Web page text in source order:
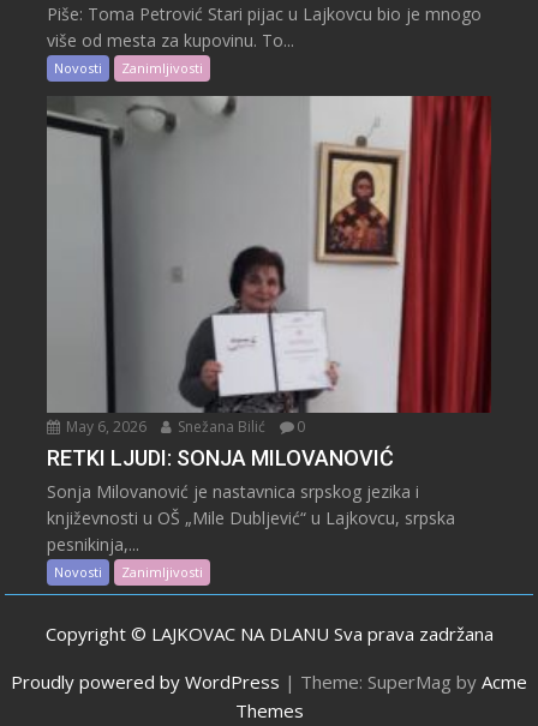
Piše: Toma Petrović Stari pijac u Lajkovcu bio je mnogo
više od mesta za kupovinu. To...
Novosti Zanimljivosti
May 6, 2026 Snežana Bilić 0
RETKI LJUDI: SONJA MILOVANOVIĆ
Sonja Milovanović je nastavnica srpskog jezika i
književnosti u OŠ „Mile Dubljević“ u Lajkovcu, srpska
pesnikinja,...
Novosti Zanimljivosti
Copyright © LAJKOVAC NA DLANU Sva prava zadržana
Proudly powered by WordPress | Theme: SuperMag by Acme
Themes